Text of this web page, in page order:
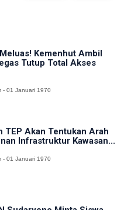
Kemenhut Ambil
Tutup Total Akses
- 01 Januari 1970
TEP Akan Tentukan Arah
Infrastruktur Kawasan...
- 01 Januari 1970